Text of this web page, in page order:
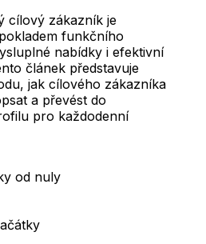
cílový zákazník je
funkčního
nabídky i efektivní
článek představuje
jak cílového zákazníka
a převést do
pro každodenní
od nuly